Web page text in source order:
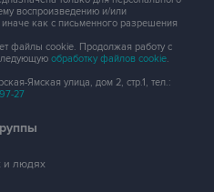
воспроизведению и/или
как с письменного разрешения
файлы cookie. Продолжая работу с
обработку файлов cookie.
Ямская улица, дом 2, стр.1, тел.:
27
и людях